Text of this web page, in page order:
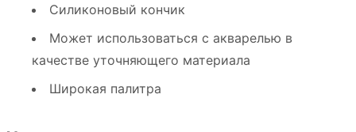
Силиконовый кончик
Может использоваться с акварелью в
качестве уточняющего материала
Широкая палитра